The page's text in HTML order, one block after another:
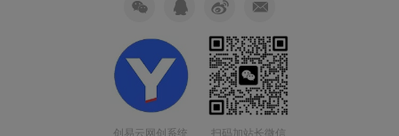
创易云网创系统 扫码加站长微信